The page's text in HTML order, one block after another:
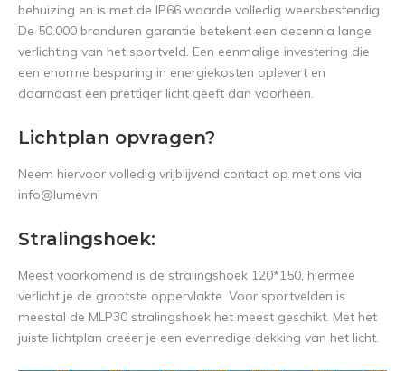
behuizing en is met de IP66 waarde volledig weersbestendig.
De 50.000 branduren garantie betekent een decennia lange
verlichting van het sportveld. Een eenmalige investering die
een enorme besparing in energiekosten oplevert en
daarnaast een prettiger licht geeft dan voorheen.
Lichtplan opvragen?
Neem hiervoor volledig vrijblijvend contact op met ons via
info@lumev.nl
Stralingshoek:
Meest voorkomend is de stralingshoek 120*150, hiermee
verlicht je de grootste oppervlakte. Voor sportvelden is
meestal de MLP30 stralingshoek het meest geschikt. Met het
juiste lichtplan creëer je een evenredige dekking van het licht.